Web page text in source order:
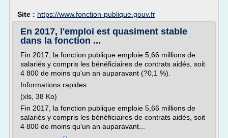
Site : https://www.fonction-publique.gouv.fr
En 2017, l'emploi est quasiment stable
dans la fonction ...
Fin 2017, la fonction publique emploie 5,66 millions de
salariés y compris les bénéficiaires de contrats aidés, soit
4 800 de moins qu'un an auparavant (?0,1 %).
Informations rapides
(xls, 38 Ko)
Fin 2017, la fonction publique emploie 5,66 millions de
salariés y compris les bénéficiaires de contrats aidés, soit
4 800 de moins qu'un an auparavant...